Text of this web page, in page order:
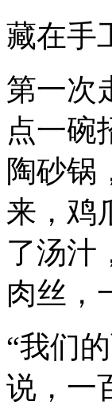
藏在手
第一次
点一碗
陶砂锅
来，鸡
了汤汁
肉丝，
“我们
说，一